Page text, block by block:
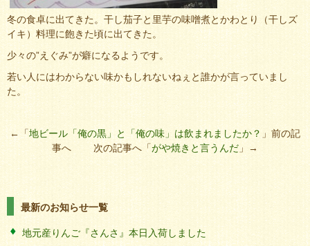
冬の食卓に出てきた。干し茄子と里芋の味噌煮とかわとり（干しズ
イキ）料理に飽きた頃に出てきた。
少々の”えぐみ”が癖になるようです。
若い人にはわからない味かもしれないねぇと誰かが言っていまし
た。
←「地ビール「俺の黒」と「俺の味」は飲まれましたか？ 」前の記
事へ 次の記事へ「がや焼きと言うんだ 」→
最新のお知らせ一覧
地元産りんご『さんさ』本日入荷しました